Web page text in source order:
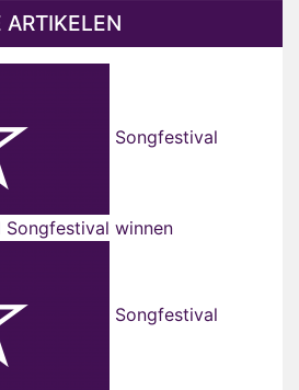
ARTIKELEN
Songfestival
winnen
Songfestival